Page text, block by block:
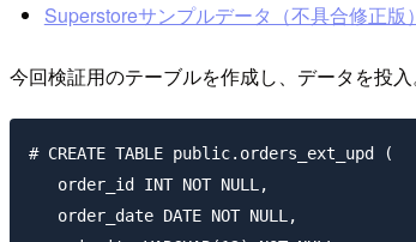
Superstoreサンプルデータ（不具合修正
今回検証用のテーブルを作成し、データを投
# CREATE TABLE public.orders_ext_upd (
   order_id INT NOT NULL,
   order_date DATE NOT NULL,